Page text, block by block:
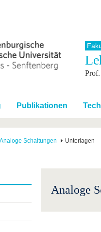
Studium
Studienangebot
Im Studium
Nach dem
Publikationen
Analoge Schaltungen Unterlagen
Analoge